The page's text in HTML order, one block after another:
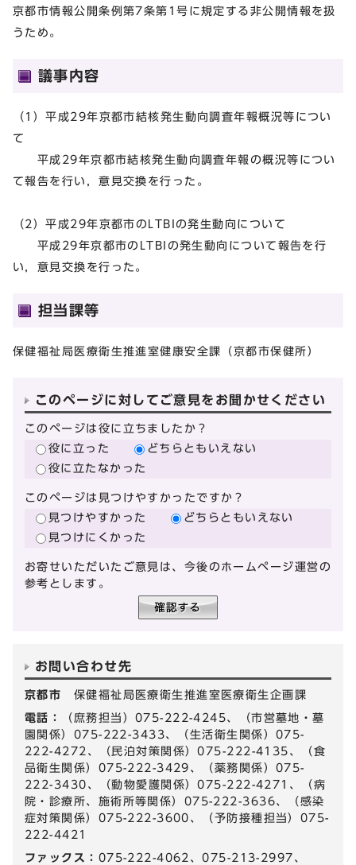
京都市情報公開条例第7条第1号に規定する非公開情報を扱
うため。
議事内容
（1）平成29年京都市結核発生動向調査年報概況等につい
て
平成29年京都市結核発生動向調査年報の概況等につい
て報告を行い，意見交換を行った。
（2）平成29年京都市のLTBIの発生動向について
平成29年京都市のLTBIの発生動向について報告を行
い，意見交換を行った。
担当課等
保健福祉局医療衛生推進室健康安全課（京都市保健所）
このページに対してご意見をお聞かせください
このページは役に立ちましたか？
役に立った
どちらともいえない
役に立たなかった
このページは見つけやすかったですか？
見つけやすかった
どちらともいえない
見つけにくかった
お寄せいただいたご意見は、今後のホームページ運営の
参考とします。
お問い合わせ先
京都市 保健福祉局医療衛生推進室医療衛生企画課
電話：
（庶務担当）075-222-4245、（市営墓地・墓
園関係）075-222-3433、（生活衛生関係）075-
222-4272、（民泊対策関係）075-222-4135、（食
品衛生関係）075-222-3429、（薬務関係）075-
222-3430、（動物愛護関係）075-222-4271、（病
院・診療所、施術所等関係）075-222-3636、（感染
症対策関係）075-222-3600、（予防接種担当）075-
222-4421
ファックス： 075-222-4062、075-213-2997、